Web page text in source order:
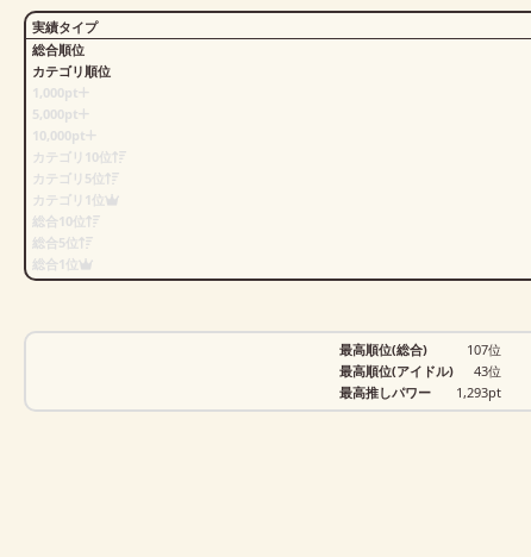
実績タイプ
総合順位
カテゴリ順位
1,000pt
5,000pt
10,000pt
カテゴリ10位
カテゴリ5位
カテゴリ1位
総合10位
総合5位
総合1位
最高順位(総合)
107位
最高順位(アイドル)
43位
最高推しパワー
1,293pt